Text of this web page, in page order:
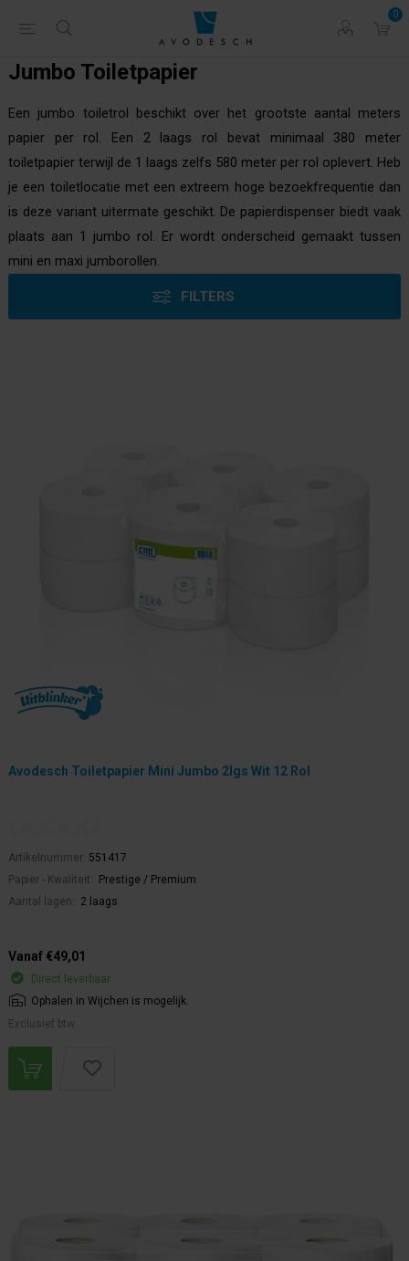
0
Jumbo Toiletpapier
Een jumbo toiletrol beschikt over het grootste aantal meters
papier per rol. Een 2 laags rol bevat minimaal 380 meter
toiletpapier terwijl de 1 laags zelfs 580 meter per rol oplevert. Heb
je een toiletlocatie met een extreem hoge bezoekfrequentie dan
is deze variant uitermate geschikt. De papierdispenser biedt vaak
plaats aan 1 jumbo rol. Er wordt onderscheid gemaakt tussen
mini en maxi jumborollen.
FILTERS
Avodesch Toiletpapier Mini Jumbo 2lgs Wit 12 Rol
Artikelnummer: 551417
Papier - Kwaliteit:
Prestige / Premium
Aantal lagen:
2 laags
Vanaf €49,01
Direct leverbaar
Ophalen in Wijchen is mogelijk.
Exclusief btw.